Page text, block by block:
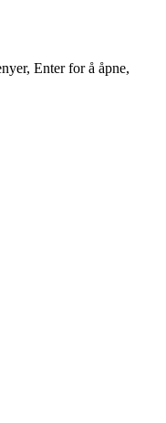
Enter for å åpne,